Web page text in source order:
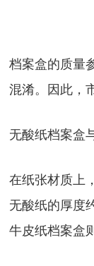
档案盒的质量
混淆。因此，
无酸纸档案盒
在纸张材质上
无酸纸的厚度
牛皮纸档案盒